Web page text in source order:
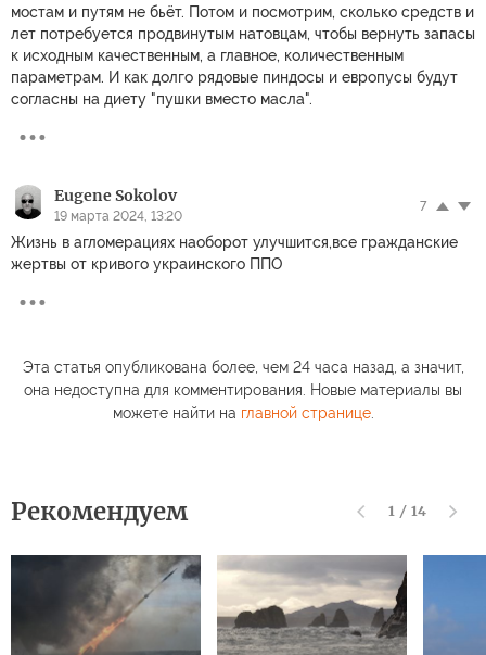
мостам и путям не бьёт. Потом и посмотрим, сколько средств и
лет потребуется продвинутым натовцам, чтобы вернуть запасы
к исходным качественным, а главное, количественным
параметрам. И как долго рядовые пиндосы и европусы будут
согласны на диету "пушки вместо масла".
Eugene Sokolov
19 марта 2024, 13:20
7
Жизнь в агломерациях наоборот улучшится,все гражданские
жертвы от кривого украинского ППО
Эта статья опубликована более, чем 24 часа назад, а значит,
она недоступна для комментирования. Новые материалы вы
можете найти на главной странице.
Рекомендуем 1 / 14